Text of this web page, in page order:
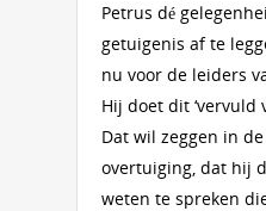
Petrus dé
getuigenis af te
nu voor de leiders
Hij doet dit ‘vervuld
Dat wil zeggen in
overtuiging, dat hij
weten te spreken